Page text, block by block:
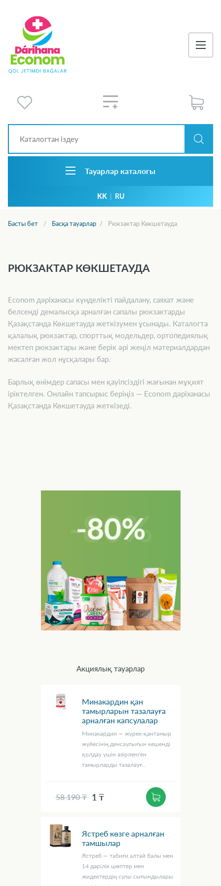
Тауарлар каталогы
KK | RU
Басты бет Басқа тауарлар Рюкзактар Көкшетауда
РЮКЗАКТАР КӨКШЕТАУДА
Econom дәріханасы күнделікті пайдалану, саяхат және
белсенді демалысқа арналған сапалы рюкзактарды
Қазақстанда Көкшетауда жеткізумен ұсынады. Каталогта
қалалық рюкзактар, спорттық модельдер, ортопедиялық
мектеп рюкзактары және берік әрі жеңіл материалдардан
жасалған жол нұсқалары бар.
Барлық өнімдер сапасы мен қауіпсіздігі жағынан мұқият
іріктелген. Онлайн тапсырыс беріңіз — Econom дәріханасы
Қазақстанда Көкшетауда жеткізеді.
Акциялық тауарлар
Минакардин қан
тамырларын тазалауға
арналған капсулалар
Минакардин — жүрек-қантамыр
жүйесінің денсаулығын кешенді
қолдау үшін әзірленген
тамырларды тазалауғ...
58 190 ₸ 1 ₸
Ястреб көзге арналған
тамшылар
Ястреб — табиғи алтай балы мен
14 дәрілік шөптер мен
жидектердің сулы сығындылары